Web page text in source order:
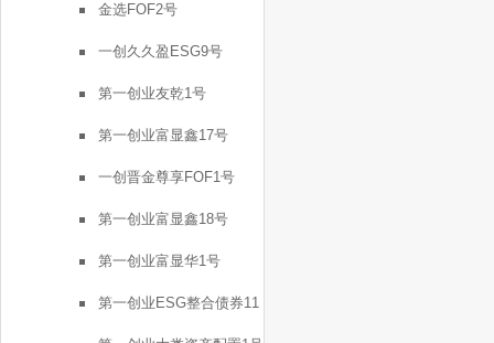
金选FOF2号
一创久久盈ESG9号
第一创业友乾1号
第一创业富显鑫17号
一创晋金尊享FOF1号
第一创业富显鑫18号
第一创业富显华1号
第一创业ESG整合债券11